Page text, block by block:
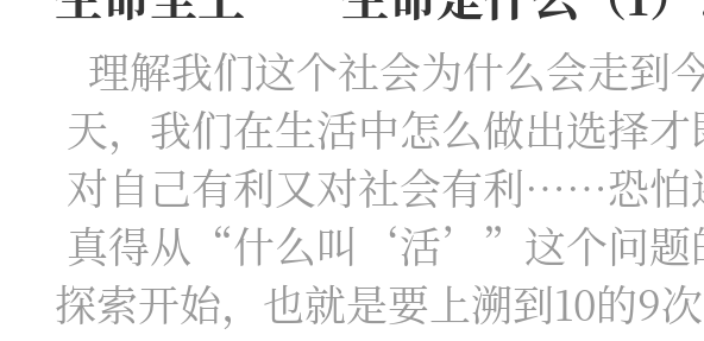
理解我们这个社会为什么会走到
天，我们在生活中怎么做出选择才
对自己有利又对社会有利……恐怕
真得从“什么叫‘活’”这个问题
探索开始，也就是要上溯到10的9